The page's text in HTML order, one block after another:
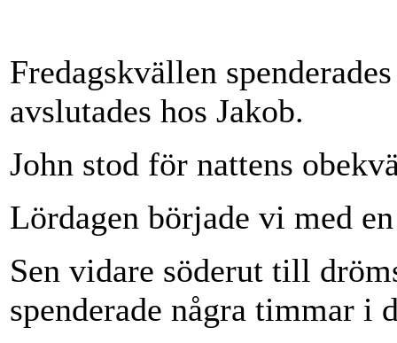
Fredagskvällen
avslutades hos Jakob.
John stod för nattens
Lördagen började vi med
Sen vidare söderut till
spenderade några timmar i